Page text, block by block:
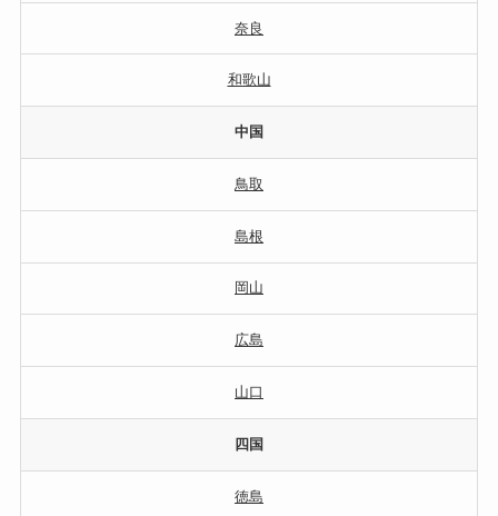
奈良
和歌山
中国
鳥取
島根
岡山
広島
山口
四国
徳島